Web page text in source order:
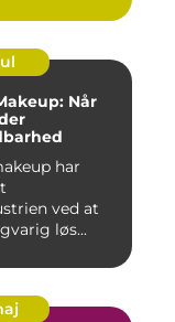
Når
har
ved at
løs...